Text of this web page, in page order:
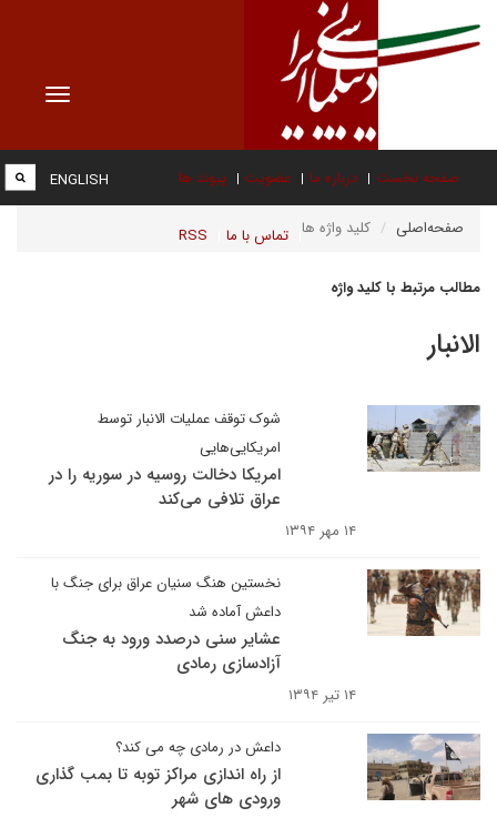
Toggle
صفحه نخست درباره ما عضویت پیوند ها
تماس با ما RSS
ENGLISH
صفحه‌اصلی کلید واژه ها
مطالب مرتبط با کلید واژه
الانبار
شوک توقف عملیات الانبار توسط
امریکایی‌هایی
امریکا دخالت روسیه در سوریه را در
عراق تلافی می‌کند
۱۴ مهر ۱۳۹۴
نخستین هنگ سنیان عراق برای جنگ با
داعش آماده شد
عشایر سنی درصدد ورود به جنگ
آزادسازی رمادی
۱۴ تیر ۱۳۹۴
داعش در رمادی چه می کند؟
از راه اندازی مراکز توبه تا بمب گذاری
ورودی های شهر